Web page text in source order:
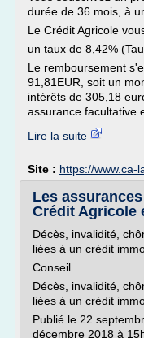
durée de 36 mois, à
Le Crédit Agricole
un taux de 8,42%
Le remboursement
91,81EUR, soit un
intérêts de 305,18
assurance facultative
Lire la suite
Site : https://www.ca-
Les
Crédit Agricole
Décès, invalidité,
liées à un crédit
Conseil
Décès, invalidité,
liées à un crédit
Publié le 22
décembre 2018 à